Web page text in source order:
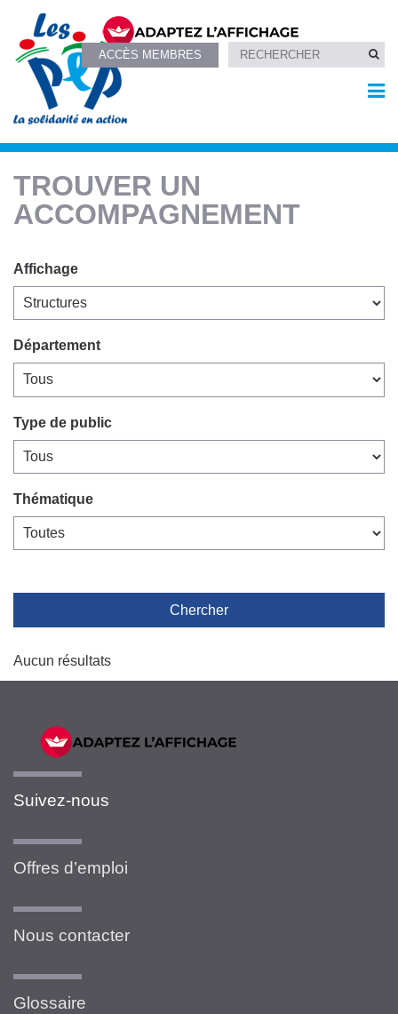
ACCÈS MEMBRES
TROUVER UN
ACCOMPAGNEMENT
Affichage
Département
Type de public
Thématique
Chercher
Aucun résultats
Suivez-nous
Offres d’emploi
Nous contacter
Glossaire